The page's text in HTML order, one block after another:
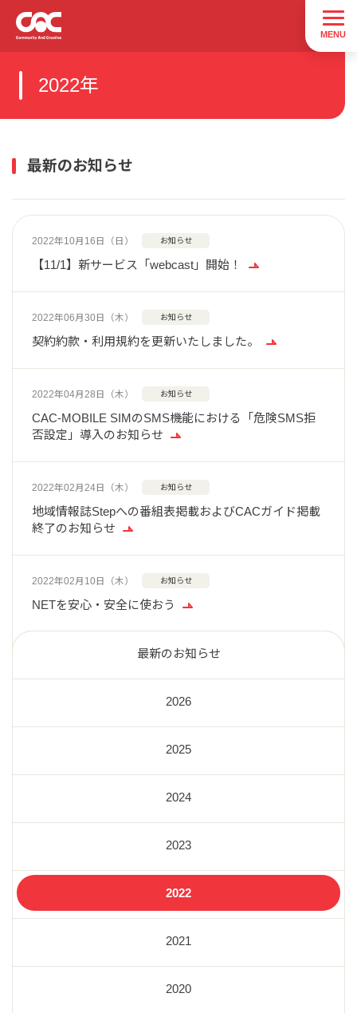
2022年
最新のお知らせ
2022年10月16日（日） お知らせ
【11/1】新サービス「webcast」開始！
2022年06月30日（木） お知らせ
契約約款・利用規約を更新いたしました。
2022年04月28日（木） お知らせ
CAC-MOBILE SIMのSMS機能における「危険SMS拒
否設定」導入のお知らせ
2022年02月24日（木） お知らせ
地域情報誌Stepへの番組表掲載およびCACガイド掲載
終了のお知らせ
2022年02月10日（木） お知らせ
NETを安心・安全に使おう
最新のお知らせ
2026
2025
2024
2023
2022
2021
2020